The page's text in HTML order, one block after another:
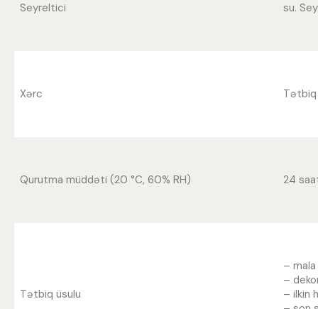
Seyreltici su.
Xərc Tətbiq
Qurutma müddəti (20 °C, 60% RH) 24
Tətbiq üsulu
–
–
– ilkin